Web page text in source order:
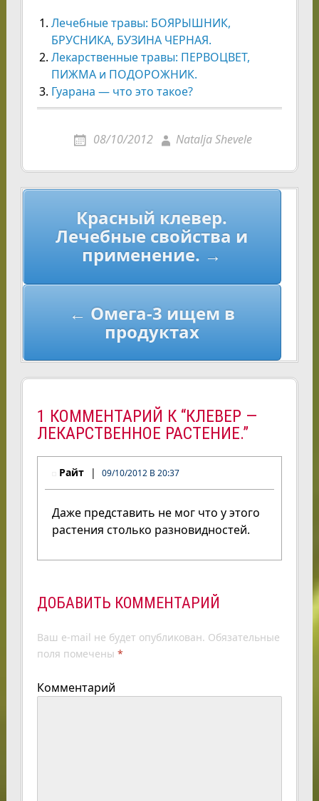
Лечебные травы: БОЯРЫШНИК,
БРУСНИКА, БУЗИНА ЧЕРНАЯ.
Лекарственные травы: ПЕРВОЦВЕТ,
ПИЖМА и ПОДОРОЖНИК.
Гуарана — что это такое?
08/10/2012 Natalja Shevele
Навигация
записям
Красный клевер.
Лечебные свойства и
применение. →
← Омега-3 ищем в
продуктах
1 КОММЕНТАРИЙ К “КЛЕВЕР —
ЛЕКАРСТВЕННОЕ РАСТЕНИЕ.”
Райт 09/10/2012 В 20:37
Даже представить не мог что у этого
растения столько разновидностей.
ДОБАВИТЬ КОММЕНТАРИЙ
Ваш e-mail не будет опубликован. Обязательные
поля помечены *
Комментарий